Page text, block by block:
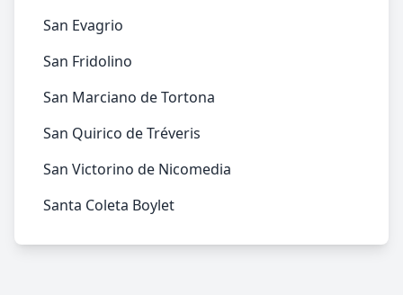
San Evagrio
San Fridolino
San Marciano de Tortona
San Quirico de Tréveris
San Victorino de Nicomedia
Santa Coleta Boylet